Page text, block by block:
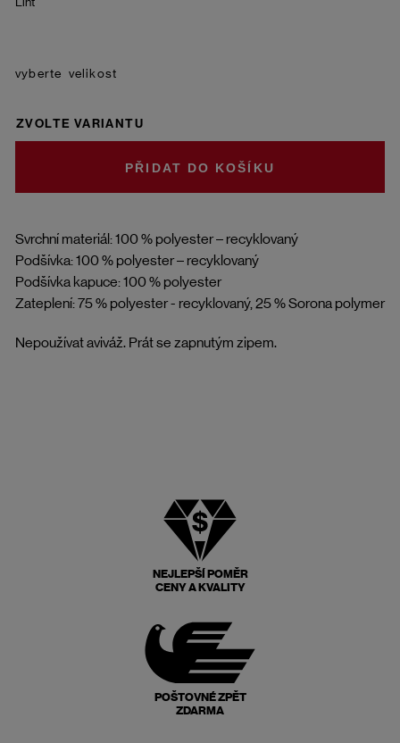
Svrchní materiál: 100 % polyester – recyklovaný
Podšívka: 100 % polyester – recyklovaný
Podšívka kapuce: 100 % polyester
Zateplení: 75 % polyester - recyklovaný, 25 % Sorona polymer
Nepoužívat aviváž. Prát se zapnutým zipem.
velikost
ZVOLTE VARIANTU
DO KOŠÍKU
NEJLEPŠÍ POMĚR
CENY A KVALITY
POŠTOVNÉ ZPĚT
ZDARMA